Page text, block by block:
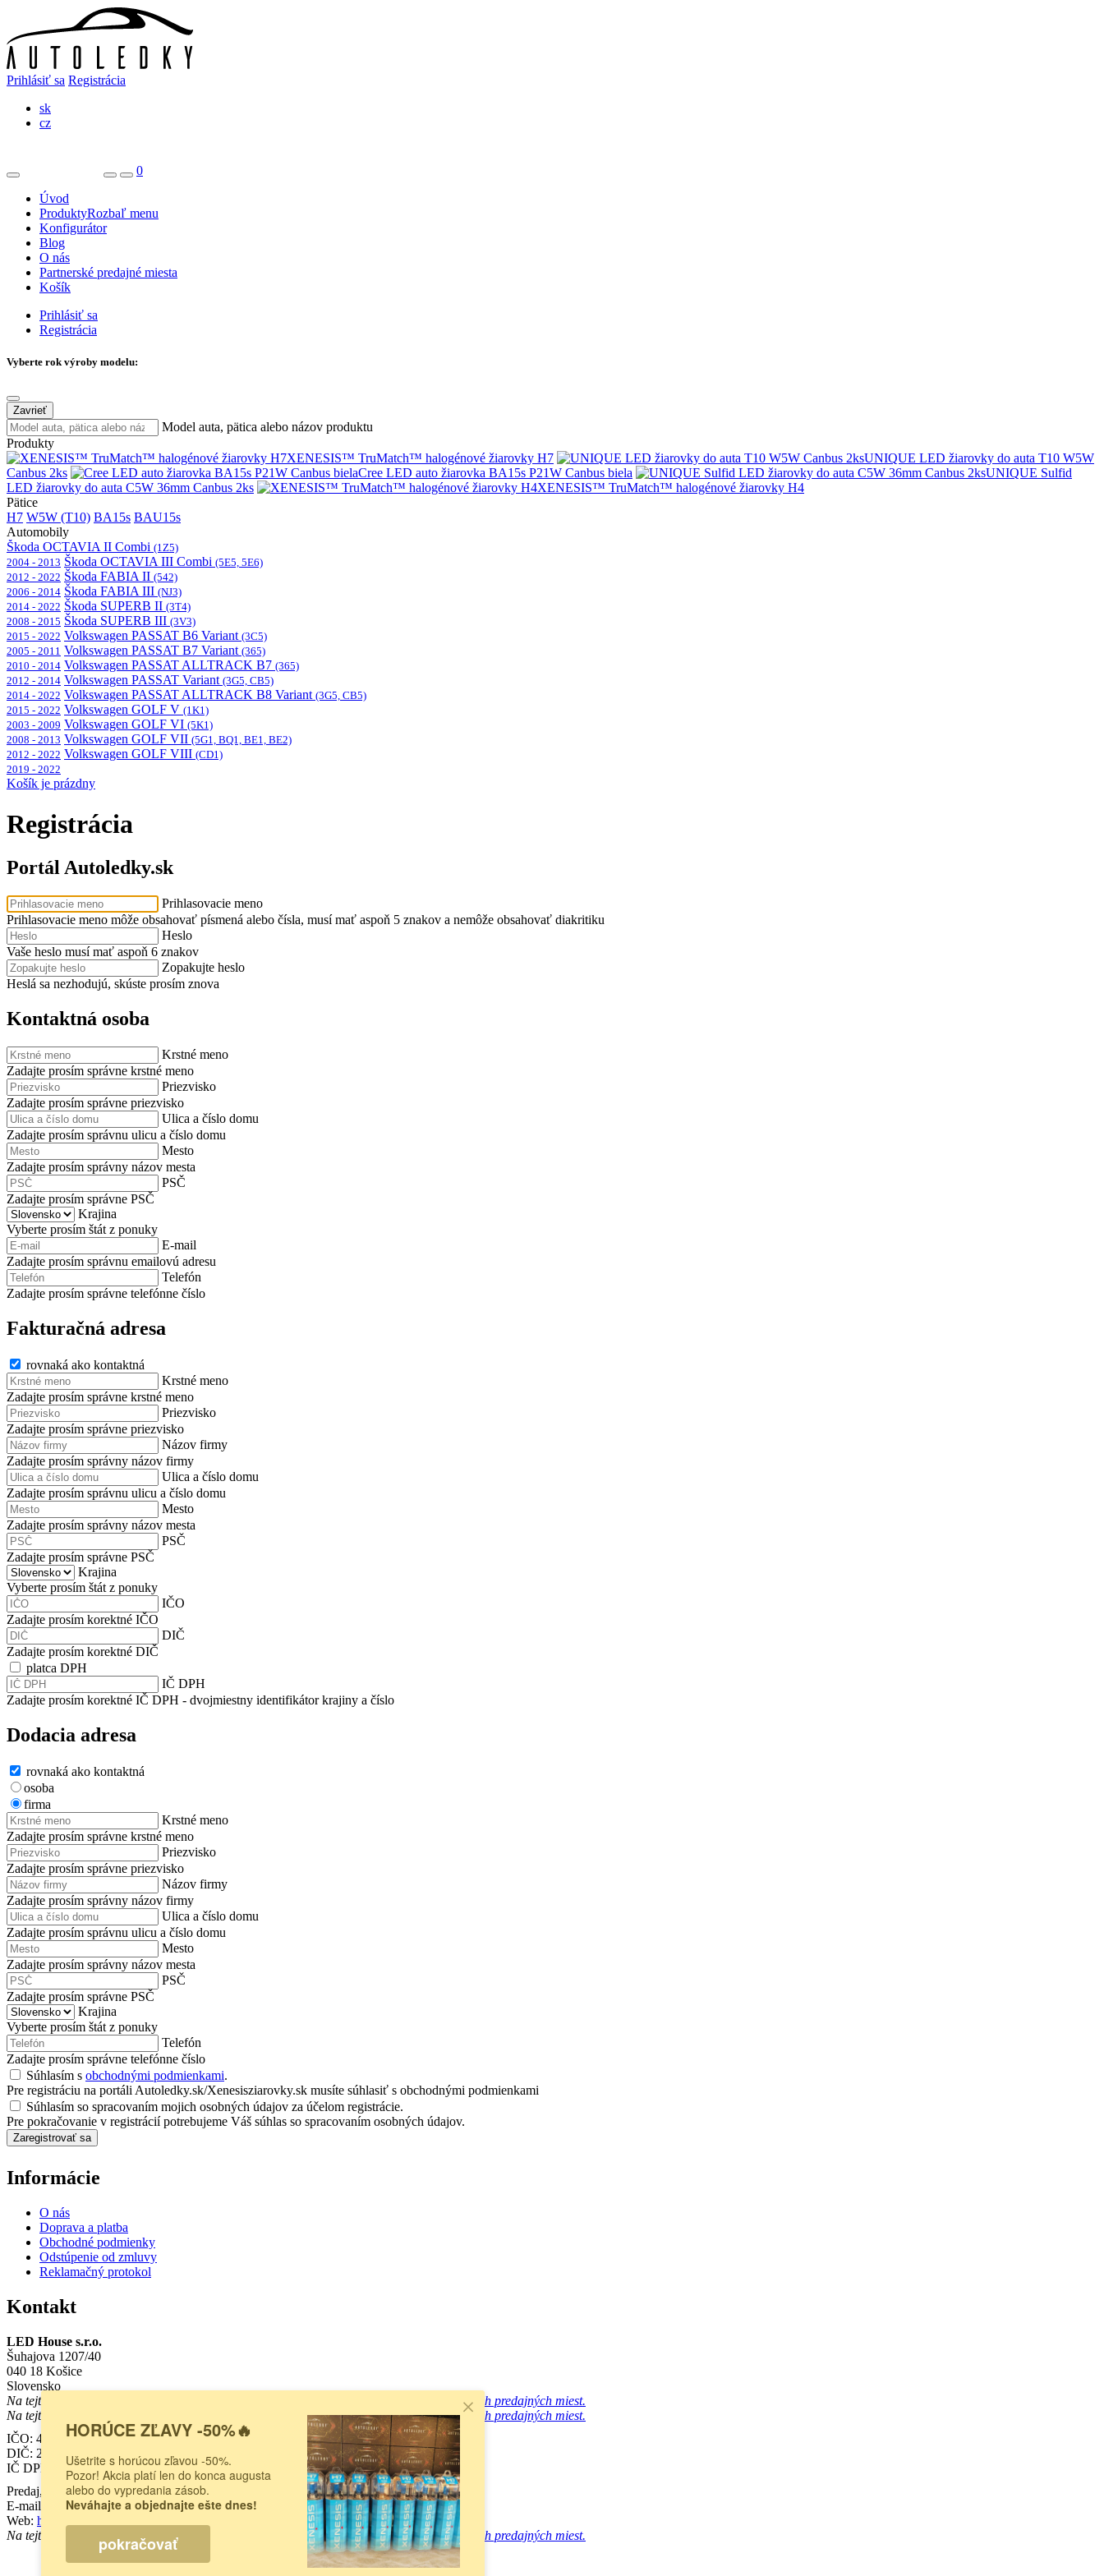
Prihlásiť sa Registrácia
sk
cz
0
Úvod
ProduktyRozbaľ menu
Konfigurátor
Blog
O nás
Partnerské predajné miesta
Košík
Prihlásiť sa
Registrácia
Vyberte rok výroby modelu:
Zavrieť
Model auta, pätica alebo názov produktu
Produkty
XENESIS™ TruMatch™ halogénové žiarovky H7
UNIQUE LED žiarovky do auta T10 W5W
Canbus 2ks
Cree LED auto žiarovka BA15s P21W Canbus biela
UNIQUE Sulfid
LED žiarovky do auta C5W 36mm Canbus 2ks
XENESIS™ TruMatch™ halogénové žiarovky H4
Pätice
H7 W5W (T10) BA15s BAU15s
Automobily
Škoda OCTAVIA II Combi (1Z5)
2004 - 2013 Škoda OCTAVIA III Combi (5E5, 5E6)
2012 - 2022 Škoda FABIA II (542)
2006 - 2014 Škoda FABIA III (NJ3)
2014 - 2022 Škoda SUPERB II (3T4)
2008 - 2015 Škoda SUPERB III (3V3)
2015 - 2022 Volkswagen PASSAT B6 Variant (3C5)
2005 - 2011 Volkswagen PASSAT B7 Variant (365)
2010 - 2014 Volkswagen PASSAT ALLTRACK B7 (365)
2012 - 2014 Volkswagen PASSAT Variant (3G5, CB5)
2014 - 2022 Volkswagen PASSAT ALLTRACK B8 Variant (3G5, CB5)
2015 - 2022 Volkswagen GOLF V (1K1)
2003 - 2009 Volkswagen GOLF VI (5K1)
2008 - 2013 Volkswagen GOLF VII (5G1, BQ1, BE1, BE2)
2012 - 2022 Volkswagen GOLF VIII (CD1)
2019 - 2022
Košík je prázdny
Registrácia
Portál Autoledky.sk
Prihlasovacie meno
Prihlasovacie meno môže obsahovať písmená alebo čísla, musí mať aspoň 5 znakov a nemôže obsahovať diakritiku
Heslo
Vaše heslo musí mať aspoň 6 znakov
Zopakujte heslo
Heslá sa nezhodujú, skúste prosím znova
Kontaktná osoba
Krstné meno
Zadajte prosím správne krstné meno
Priezvisko
Zadajte prosím správne priezvisko
Ulica a číslo domu
Zadajte prosím správnu ulicu a číslo domu
Mesto
Zadajte prosím správny názov mesta
PSČ
Zadajte prosím správne PSČ
Krajina
Vyberte prosím štát z ponuky
E-mail
Zadajte prosím správnu emailovú adresu
Telefón
Zadajte prosím správne telefónne číslo
Fakturačná adresa
rovnaká ako kontaktná
Krstné meno
Zadajte prosím správne krstné meno
Priezvisko
Zadajte prosím správne priezvisko
Názov firmy
Zadajte prosím správny názov firmy
Ulica a číslo domu
Zadajte prosím správnu ulicu a číslo domu
Mesto
Zadajte prosím správny názov mesta
PSČ
Zadajte prosím správne PSČ
Krajina
Vyberte prosím štát z ponuky
IČO
Zadajte prosím korektné IČO
DIČ
Zadajte prosím korektné DIČ
platca DPH
IČ DPH
Zadajte prosím korektné IČ DPH - dvojmiestny identifikátor krajiny a číslo
Dodacia adresa
rovnaká ako kontaktná
osoba
firma
Krstné meno
Zadajte prosím správne krstné meno
Priezvisko
Zadajte prosím správne priezvisko
Názov firmy
Zadajte prosím správny názov firmy
Ulica a číslo domu
Zadajte prosím správnu ulicu a číslo domu
Mesto
Zadajte prosím správny názov mesta
PSČ
Zadajte prosím správne PSČ
Krajina
Vyberte prosím štát z ponuky
Telefón
Zadajte prosím správne telefónne číslo
Súhlasím s obchodnými podmienkami.
Pre registráciu na portáli Autoledky.sk/Xenesisziarovky.sk musíte súhlasiť s obchodnými podmienkami
Súhlasím so spracovaním mojich osobných údajov za účelom registrácie.
Pre pokračovanie v registrácií potrebujeme Váš súhlas so spracovaním osobných údajov.
Zaregistrovať sa
Informácie
O nás
Doprava a platba
Obchodné podmienky
Odstúpenie od zmluvy
Reklamačný protokol
Kontakt
LED House s.r.o.
Šuhajova 1207/40
040 18 Košice
Slovensko
Na tejto adrese sa
Pre osobný nákup navštívte jedno z našich predajných miest.
Na tejto adrese sa
Pre osobný nákup navštívte jedno z našich predajných miest.
IČO: 47724722
DIČ: 2024068376
IČ DPH:
SK2024068376
Predaj, poradenstvo:0948 833 533
E-mail:
sales@autoledky.sk
Web: https://www.autoledky.sk/
Na tejto adrese sa
nenachádza kamenná predajňa. Pre osobný nákup navštívte jedno z našich predajných miest.
HORÚCE ZĽAVY -50%🔥
Ušetrite s horúcou zľavou -50%.
Pozor! Akcia platí len do konca augusta
alebo do vypredania zásob.
Neváhajte a objednajte ešte dnes!
pokračovať